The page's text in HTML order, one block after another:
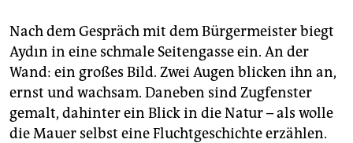
Nach dem Gespräch mit dem Bürgermeister biegt
Aydın in eine schmale Seitengasse ein. An der
Wand: ein großes Bild. Zwei Augen blicken ihn an,
ernst und wachsam. Daneben sind Zugfenster
gemalt, dahinter ein Blick in die Natur – als wolle
die Mauer selbst eine Fluchtgeschichte erzählen.